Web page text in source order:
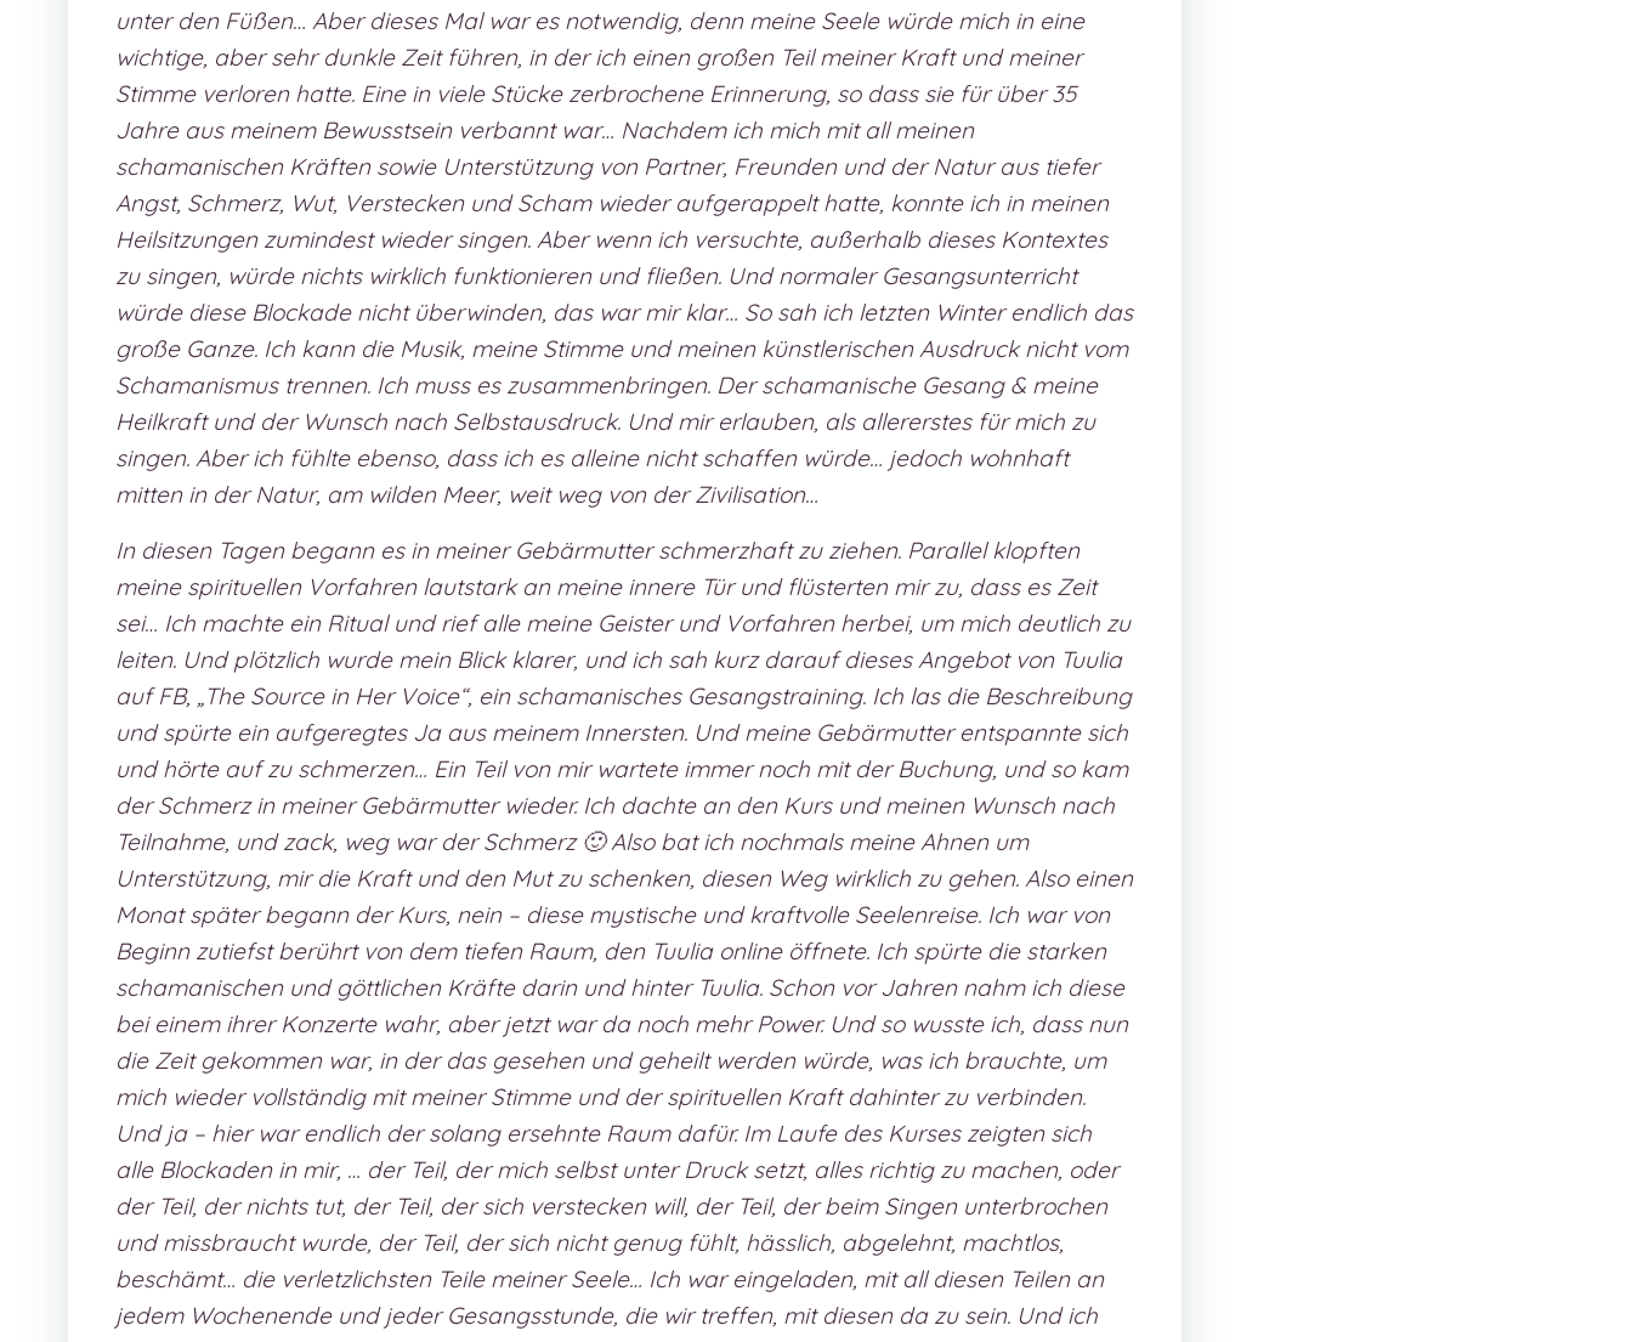
unter den Füßen… Aber dieses Mal war es notwendig, denn meine Seele würde mich in eine
wichtige, aber sehr dunkle Zeit führen, in der ich einen großen Teil meiner Kraft und meiner
Stimme verloren hatte. Eine in viele Stücke zerbrochene Erinnerung, so dass sie für über 35
Jahre aus meinem Bewusstsein verbannt war… Nachdem ich mich mit all meinen
schamanischen Kräften sowie Unterstützung von Partner, Freunden und der Natur aus tiefer
Angst, Schmerz, Wut, Verstecken und Scham wieder aufgerappelt hatte, konnte ich in meinen
Heilsitzungen zumindest wieder singen. Aber wenn ich versuchte, außerhalb dieses Kontextes
zu singen, würde nichts wirklich funktionieren und fließen. Und normaler Gesangsunterricht
würde diese Blockade nicht überwinden, das war mir klar… So sah ich letzten Winter endlich das
große Ganze. Ich kann die Musik, meine Stimme und meinen künstlerischen Ausdruck nicht vom
Schamanismus trennen. Ich muss es zusammenbringen. Der schamanische Gesang & meine
Heilkraft und der Wunsch nach Selbstausdruck. Und mir erlauben, als allererstes für mich zu
singen. Aber ich fühlte ebenso, dass ich es alleine nicht schaffen würde… jedoch wohnhaft
mitten in der Natur, am wilden Meer, weit weg von der Zivilisation…
In diesen Tagen begann es in meiner Gebärmutter schmerzhaft zu ziehen. Parallel klopften
meine spirituellen Vorfahren lautstark an meine innere Tür und flüsterten mir zu, dass es Zeit
sei… Ich machte ein Ritual und rief alle meine Geister und Vorfahren herbei, um mich deutlich zu
leiten. Und plötzlich wurde mein Blick klarer, und ich sah kurz darauf dieses Angebot von Tuulia
auf FB, „The Source in Her Voice“, ein schamanisches Gesangstraining. Ich las die Beschreibung
und spürte ein aufgeregtes Ja aus meinem Innersten. Und meine Gebärmutter entspannte sich
und hörte auf zu schmerzen… Ein Teil von mir wartete immer noch mit der Buchung, und so kam
der Schmerz in meiner Gebärmutter wieder. Ich dachte an den Kurs und meinen Wunsch nach
Teilnahme, und zack, weg war der Schmerz 🙂 Also bat ich nochmals meine Ahnen um
Unterstützung, mir die Kraft und den Mut zu schenken, diesen Weg wirklich zu gehen. Also einen
Monat später begann der Kurs, nein – diese mystische und kraftvolle Seelenreise. Ich war von
Beginn zutiefst berührt von dem tiefen Raum, den Tuulia online öffnete. Ich spürte die starken
schamanischen und göttlichen Kräfte darin und hinter Tuulia. Schon vor Jahren nahm ich diese
bei einem ihrer Konzerte wahr, aber jetzt war da noch mehr Power. Und so wusste ich, dass nun
die Zeit gekommen war, in der das gesehen und geheilt werden würde, was ich brauchte, um
mich wieder vollständig mit meiner Stimme und der spirituellen Kraft dahinter zu verbinden.
Und ja – hier war endlich der solang ersehnte Raum dafür. Im Laufe des Kurses zeigten sich
alle Blockaden in mir, … der Teil, der mich selbst unter Druck setzt, alles richtig zu machen, oder
der Teil, der nichts tut, der Teil, der sich verstecken will, der Teil, der beim Singen unterbrochen
und missbraucht wurde, der Teil, der sich nicht genug fühlt, hässlich, abgelehnt, machtlos,
beschämt… die verletzlichsten Teile meiner Seele… Ich war eingeladen, mit all diesen Teilen an
jedem Wochenende und jeder Gesangsstunde, die wir treffen, mit diesen da zu sein. Und ich